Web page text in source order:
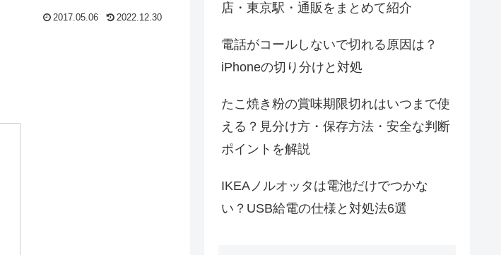
2017.05.06 2022.12.30
店・東京駅・通販をまとめて紹介
電話がコールしないで切れる原因は？
iPhoneの切り分けと対処
たこ焼き粉の賞味期限切れはいつまで使
える？見分け方・保存方法・安全な判断
ポイントを解説
IKEAノルオッタは電池だけでつかな
い？USB給電の仕様と対処法6選